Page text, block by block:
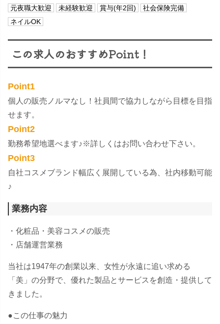
元夜職大歓迎 未経験歓迎 賞与(年2回)
社会保険完備
ネイルOK
この求人のおすすめPoint！
Point1
​個人の販売ノルマなし！社員間で協力しながら目標を目指
せます。
Point2
勤務希望地選べます♪※詳しくはお問い合わせ下さい。
Point3
自社コスメブランド幅広く展開している為、社内移動可能
♪
業務内容
・化粧品・美容コスメの販売
・店舗運営業務
当社は1947年の創業以来、女性が永遠に追い求める
「美」の分野で、優れた製品とサービスを創造・提供して
きました。
●この仕事の魅力